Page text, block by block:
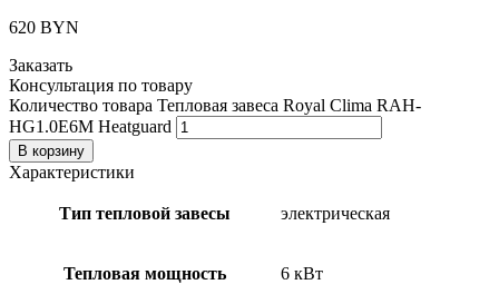
620 BYN
Заказать
Консультация по товару
Количество товара Тепловая завеса Royal Clima RAH-
HG1.0E6M Heatguard
В корзину
Характеристики
Тип тепловой завесы электрическая
Тепловая мощность 6 кВт